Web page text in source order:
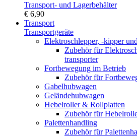
Transport- und Lagerbehälter
€ 6,90
Transport
Transportgeräte
Elektroschlepper, -kipper
Zubehör für
transporter
Fortbewegung im Betrieb
Zubehör für
Gabelhubwagen
Geländehubwagen
Hebelroller & Rollplatten
Zubehör für
Palettenhandling
Zubehör für